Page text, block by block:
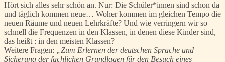
Hört sich alles sehr schön an. Nur: Die Schüler*innen sind schon da
und täglich kommen neue… Woher kommen im gleichen Tempo die
neuen Räume und neuen Lehrkräfte? Und wie verringern wir so
schnell die Frequenzen in den Klassen, in denen diese Kinder sind,
das heißt : in den meisten Klassen?
Weitere Fragen: „Zum Erlernen der deutschen Sprache und
Sicherung der fachlichen Grundlagen für den Besuch eines